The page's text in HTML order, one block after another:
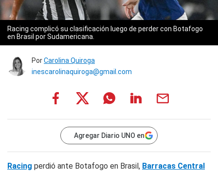
Racing complicó su clasificación luego de perder con Botafogo
en Brasil por Sudamericana.
PorCarolina Quiroga
inescarolinaquiroga@gmail.com
Agregar Diario UNO en
Racing perdió ante Botafogo en Brasil, Barracas Central